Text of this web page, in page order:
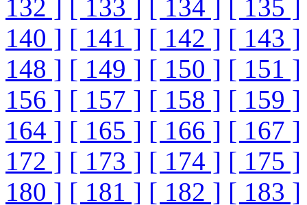
132 ] [ 133 ] [ 134 ] [ 135 ]
140 ] [ 141 ] [ 142 ] [ 143 ]
148 ] [ 149 ] [ 150 ] [ 151 ]
156 ] [ 157 ] [ 158 ] [ 159 ]
164 ] [ 165 ] [ 166 ] [ 167 ]
172 ] [ 173 ] [ 174 ] [ 175 ]
180 ] [ 181 ] [ 182 ] [ 183 ]